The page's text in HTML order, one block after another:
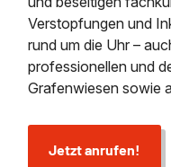
Verstopfungen und
rund um die Uhr –
professionellen und
Grafenwiesen sowie
Jetzt anrufen!